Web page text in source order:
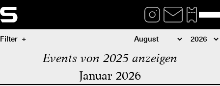
Filter
Events von 2025 anzeigen
Januar 2026